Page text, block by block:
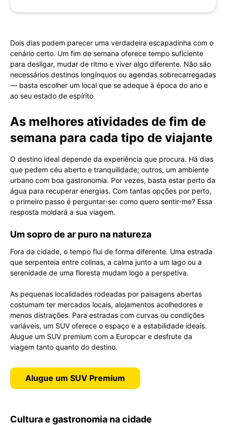
Dois dias podem parecer uma verdadeira escapadinha com o
cenário certo. Um fim de semana oferece tempo suficiente
para desligar, mudar de ritmo e viver algo diferente. Não são
necessários destinos longínquos ou agendas sobrecarregadas
— basta escolher um local que se adeque à época do ano e
ao seu estado de espírito
As melhores atividades de fim de
semana para cada tipo de viajante
O destino ideal depende da experiência que procura. Há dias
que pedem céu aberto e tranquilidade; outros, um ambiente
urbano com boa gastronomia. Por vezes, basta estar perto da
água para recuperar energias. Com tantas opções por perto,
o primeiro passo é perguntar-se: como quero sentir-me? Essa
resposta moldará a sua viagem.
Um sopro de ar puro na natureza
Fora da cidade, o tempo flui de forma diferente. Uma estrada
que serpenteia entre colinas, a calma junto a um lago ou a
serenidade de uma floresta mudam logo a perspetiva.
As pequenas localidades rodeadas por paisagens abertas
costumam ter mercados locais, alojamentos acolhedores e
menos distrações. Para estradas com curvas ou condições
variáveis, um SUV oferece o espaço e a estabilidade ideais.
Alugue um SUV premium com a Europcar e desfrute da
viagem tanto quanto do destino.
Alugue um SUV Premium
Cultura e gastronomia na cidade